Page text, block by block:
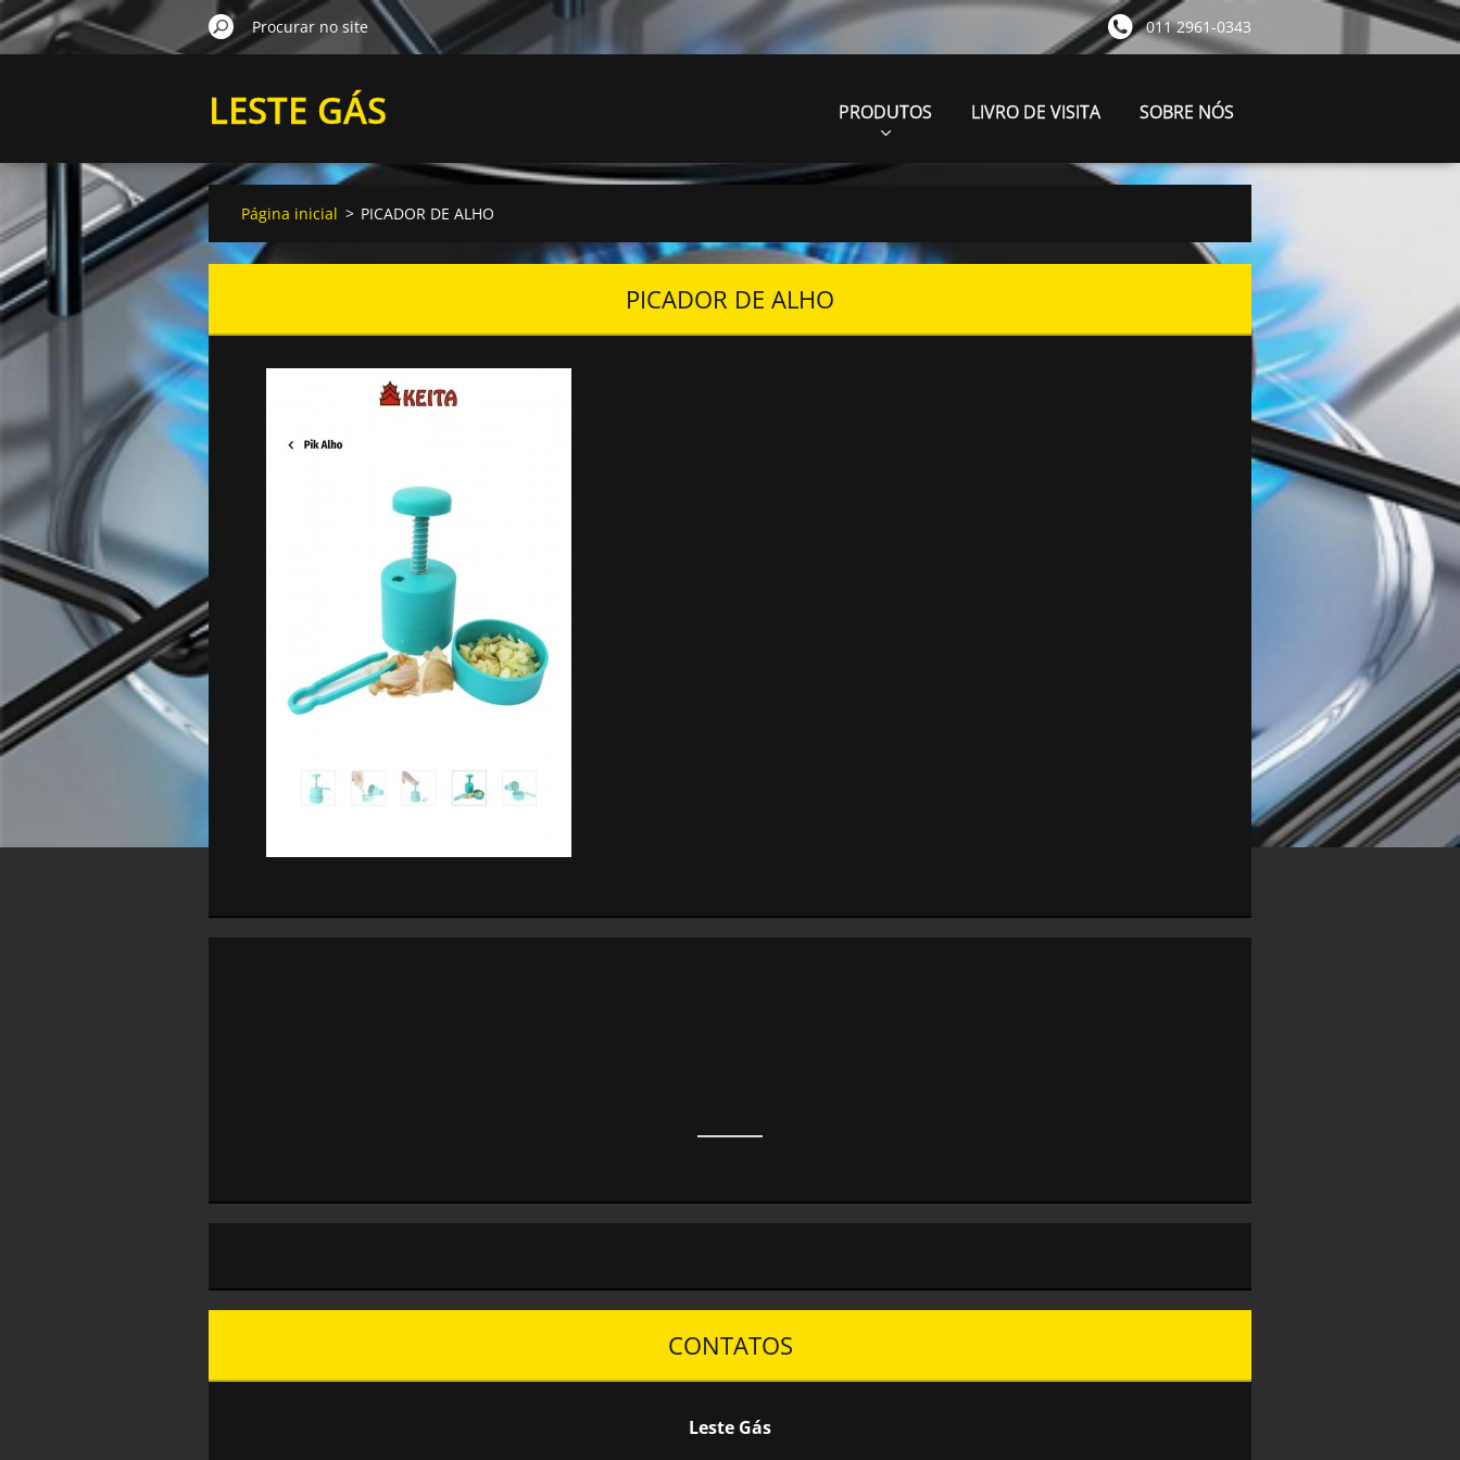
011 2961-0343
LESTE GÁS PRODUTOS LIVRO DE VISITA SOBRE NÓS
Página inicial > PICADOR DE ALHO
PICADOR DE ALHO
CONTATOS
Leste Gás